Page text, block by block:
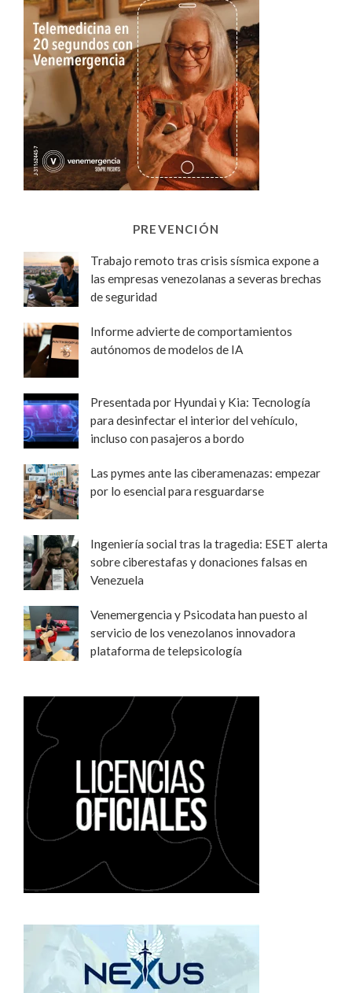
PREVENCIÓN
Trabajo remoto tras crisis sísmica expone a
las empresas venezolanas a severas brechas
de seguridad
Informe advierte de comportamientos
autónomos de modelos de IA
Presentada por Hyundai y Kia: Tecnología
para desinfectar el interior del vehículo,
incluso con pasajeros a bordo
Las pymes ante las ciberamenazas: empezar
por lo esencial para resguardarse
Ingeniería social tras la tragedia: ESET alerta
sobre ciberestafas y donaciones falsas en
Venezuela
Venemergencia y Psicodata han puesto al
servicio de los venezolanos innovadora
plataforma de telepsicología